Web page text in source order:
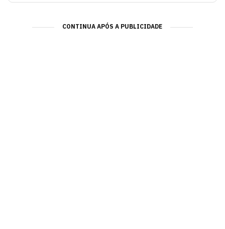
CONTINUA APÓS A PUBLICIDADE